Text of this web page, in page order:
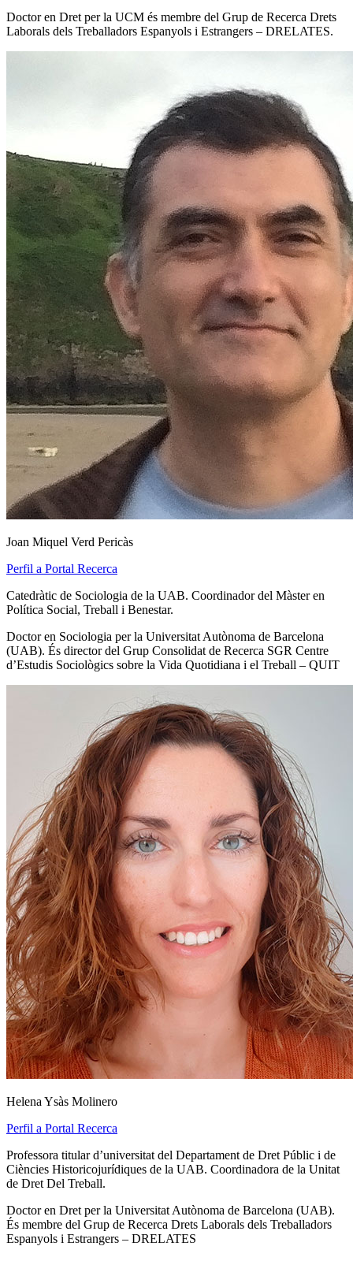
Doctor en Dret per la UCM és membre del Grup de Recerca Drets
Laborals dels Treballadors Espanyols i Estrangers – DRELATES.
Joan Miquel Verd Pericàs
Perfil a Portal Recerca
Catedràtic de Sociologia de la UAB. Coordinador del Màster en
Política Social, Treball i Benestar.
Doctor en Sociologia per la Universitat Autònoma de Barcelona
(UAB). És director del Grup Consolidat de Recerca SGR Centre
d’Estudis Sociològics sobre la Vida Quotidiana i el Treball – QUIT
Helena Ysàs Molinero
Perfil a Portal Recerca
Professora titular d’universitat del Departament de Dret Públic i de
Ciències Historicojurídiques de la UAB. Coordinadora de la Unitat
de Dret Del Treball.
Doctor en Dret per la Universitat Autònoma de Barcelona (UAB).
És membre del Grup de Recerca Drets Laborals dels Treballadors
Espanyols i Estrangers – DRELATES